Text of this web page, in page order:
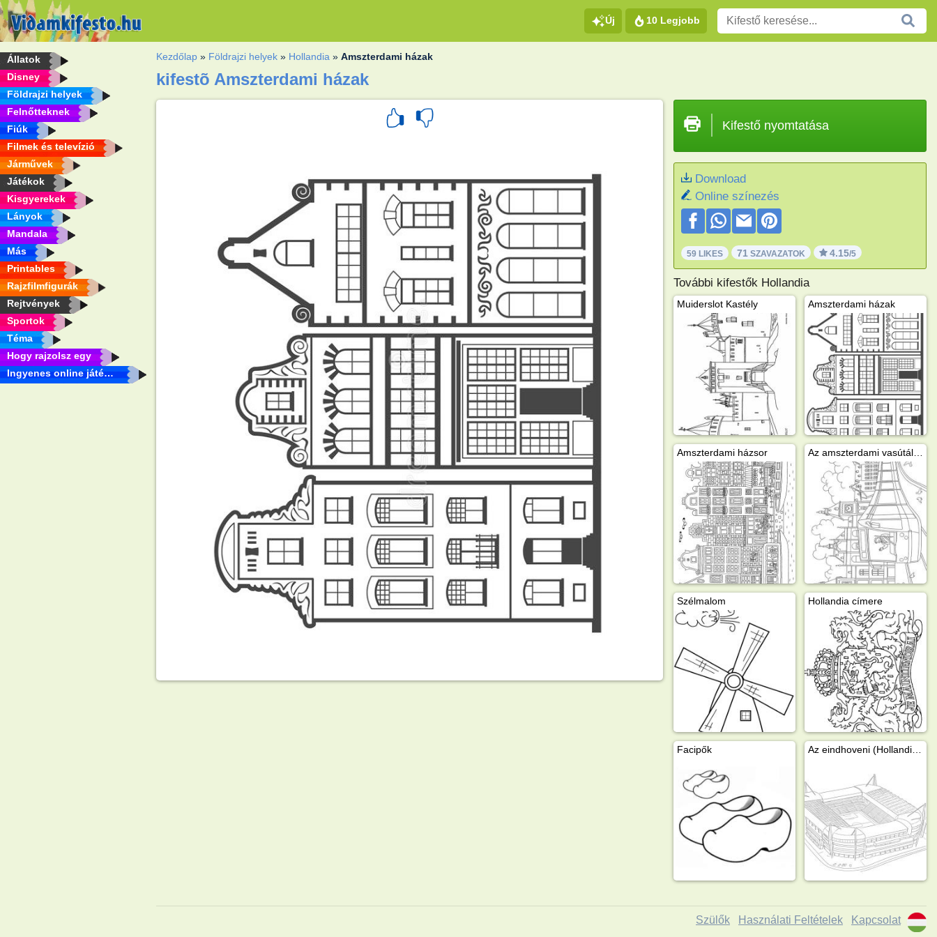
Új 10 Legjobb
Állatok
Disney
Földrajzi helyek
Felnőtteknek
Fiúk
Filmek és televízió
Járművek
Játékok
Kisgyerekek
Lányok
Mandala
Más
Printables
Rajzfilmfigurák
Rejtvények
Sportok
Téma
Hogy rajzolsz egy
Ingyenes online játékok
Kezdőlap » Földrajzi helyek » Hollandia »Amszterdami házak
kifestõ Amszterdami házak
Kifestő nyomtatása
Download
Online színezés
59 LIKES 71 SZAVAZATOK 4.15/5
További kifestők Hollandia
Muiderslot Kastély Amszterdami házak
Amszterdami házsor Az amszterdami vasútállomás villamossal
Szélmalom Hollandia címere
Facipők Az eindhoveni (Hollandia) Philips stadion
Szülők Használati Feltételek Kapcsolat